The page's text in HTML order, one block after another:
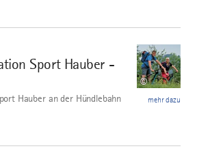
Sport Hauber -
©
Hauber an der Hündlebahn
mehr dazu